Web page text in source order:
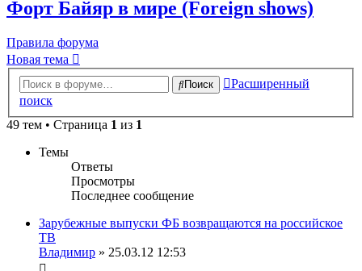
Форт Байяр в мире (Foreign shows)
Правила форума
Новая тема
Поиск
Расширенный
поиск
49 тем • Страница 1 из 1
Темы
Ответы
Просмотры
Последнее сообщение
Зарубежные выпуски ФБ возвращаются на российское
ТВ
Владимир » 25.03.12 12:53